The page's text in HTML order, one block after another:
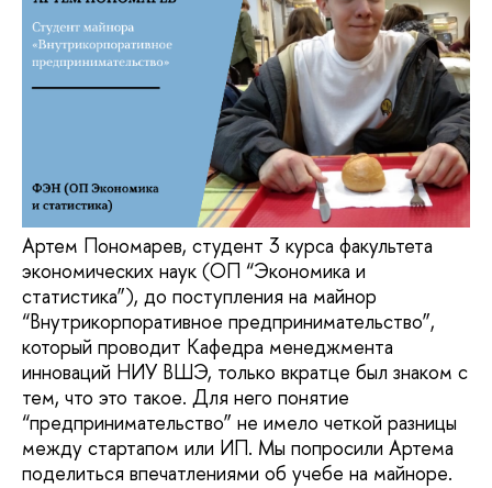
Артем Пономарев, студент 3 курса факультета
экономических наук (ОП “Экономика и
статистика”), до поступления на майнор
“Внутрикорпоративное предпринимательство”,
который проводит Кафедра менеджмента
инноваций НИУ ВШЭ, только вкратце был знаком с
тем, что это такое. Для него понятие
“предпринимательство” не имело четкой разницы
между стартапом или ИП. Мы попросили Артема
поделиться впечатлениями об учебе на майноре.